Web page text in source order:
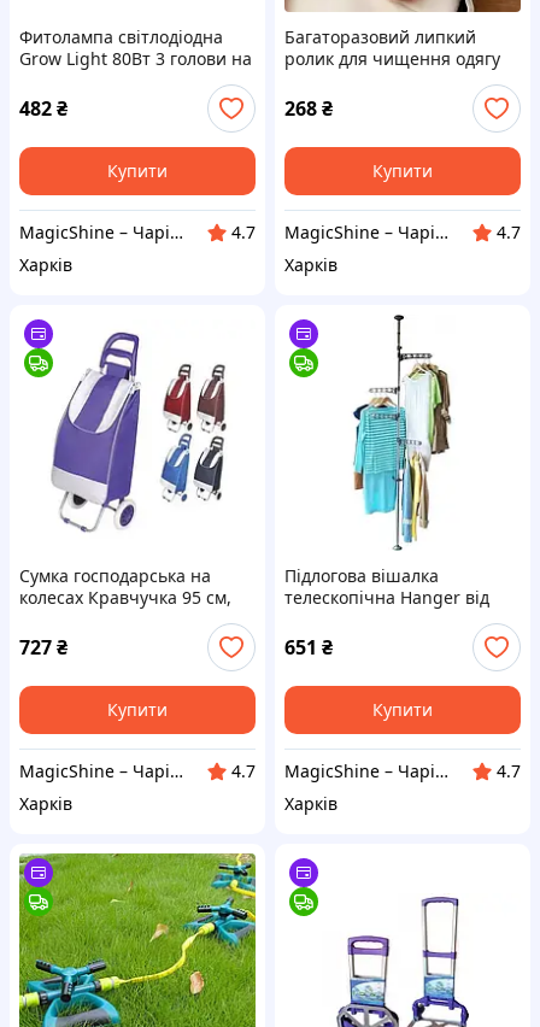
Фитолампа світлодіодна
Grow Light 80Вт 3 голови на
штативі повний спектр для
рослин
482₴
Купити
MagicShine – Чарівне сяйво у кожному виробі
4.7
Харків
Багаторазовий липкий
ролик для чищення одягу
силіконовий миючий
268₴
Купити
MagicShine – Чарівне сяйво у кожному виробі
4.7
Харків
Сумка господарська на
колесах Кравчучка 95 см,
візок для покупок, складана
сумка-візок на колесах
727₴
Купити
MagicShine – Чарівне сяйво у кожному виробі
4.7
Харків
Підлогова вішалка
телескопічна Hanger від
підлоги до стелі, розпірна
сушарка для одягу з
регульованою висотою
651 ₴
Купити
MagicShine – Чарівне сяйво у кожному виробі
4.7
Харків